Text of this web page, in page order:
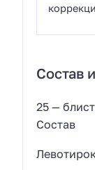
Состав
25 —
Состав